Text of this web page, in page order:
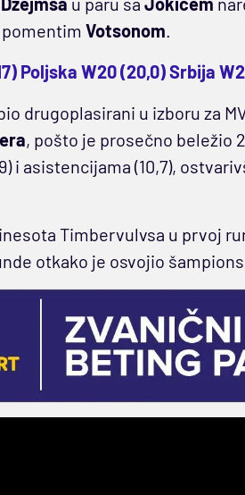
Votsonom.
Poljska W20 (20,0) Srbija
drugoplasirani u izboru za
, pošto je prosečno beležio
i asistencijama (10,7),
Timbervulvsa u prvoj
otkako je osvojio